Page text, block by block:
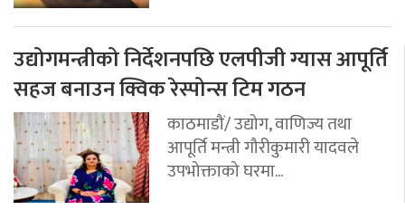
उद्योगमन्त्रीको निर्देशनपछि एलपीजी ग्यास आपूर्ति
सहज बनाउन क्विक रेस्पोन्स टिम गठन
काठमाडौं/ उद्योग, वाणिज्य तथा
आपूर्ति मन्त्री गौरीकुमारी यादवले
उपभोक्ताको घरमा...